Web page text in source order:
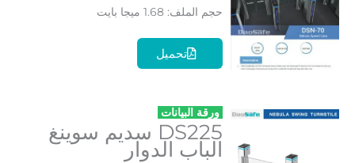
حجم الملف: 1.68 ميجا بايت
تحميل
ورقة البيانات
DS225 سديم سوينغ
الباب الدوار